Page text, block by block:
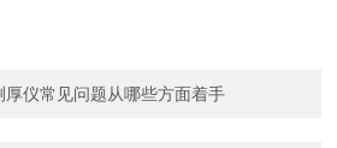
厚仪常见问题从哪些方面着手